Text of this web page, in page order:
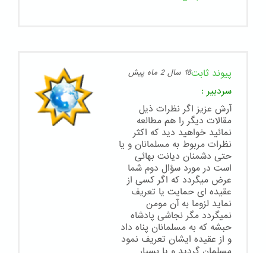
پیوند ثابت18 سال 2 ماه پیش
سردبیر :
آرش عزیز اگر نظرات ذیل
مقالات دیگر را هم مطالعه
نمائید خواهید دید که اکثر
نظرات مربوط به مسلمانان و یا
حتی دشمنان دیانت بهائی
است در مورد سؤال دوم شما
عرض میگردد که اگر کسی از
عقیده ای حمایت یا تعریف
نماید لزوما به آن مومن
نمیگردد مگر نجاشی پادشاه
حبشه که به مسلمانان پناه داد
و از عقیده ایشان تعریف نمود